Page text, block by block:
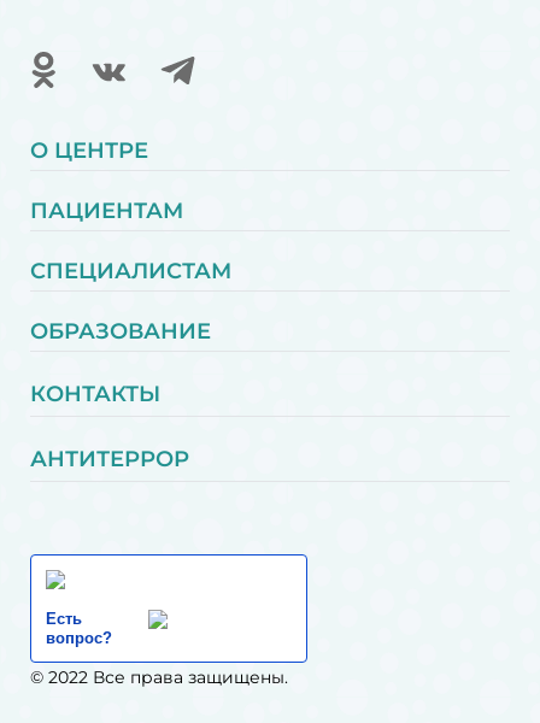
О ЦЕНТРЕ
ПАЦИЕНТАМ
СПЕЦИАЛИСТАМ
ОБРАЗОВАНИЕ
КОНТАКТЫ
АНТИТЕРРОР
Есть
вопрос?
© 2022 Все права защищены.